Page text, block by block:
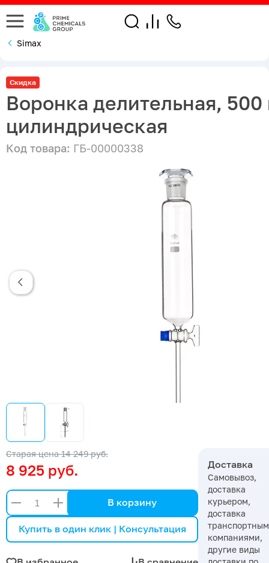
Simax
Скидка
Воронка делительная, 500
цилиндрическая
Код товара: ГБ-00000338
Старая цена14 249 руб.
8 925 руб.
В корзину
Купить в один клик | Консультация
Доставка
Самовывоз,
доставка
курьером,
доставка
компаниями,
другие виды